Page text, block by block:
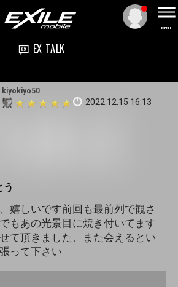
MENU
EX TALK
kiyokiyo50
2022.12.15 16:13
う
嬉しいです前回も最前列で観さ
もあの光景目に焼き付いてます
て頂きました、また会えるとい
って下さい